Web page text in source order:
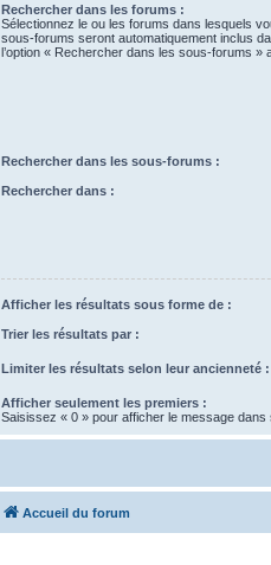
Rechercher dans les forums :
Sélectionnez le ou les forums dans lesquels
sous-forums seront automatiquement inclus
l’option « Rechercher dans les sous-forums »
Rechercher dans les sous-forums :
Rechercher dans :
Afficher les résultats sous forme de :
Trier les résultats par :
Limiter les résultats selon leur ancienneté :
Afficher seulement les premiers :
Saisissez « 0 » pour afficher le message dans
Accueil du forum